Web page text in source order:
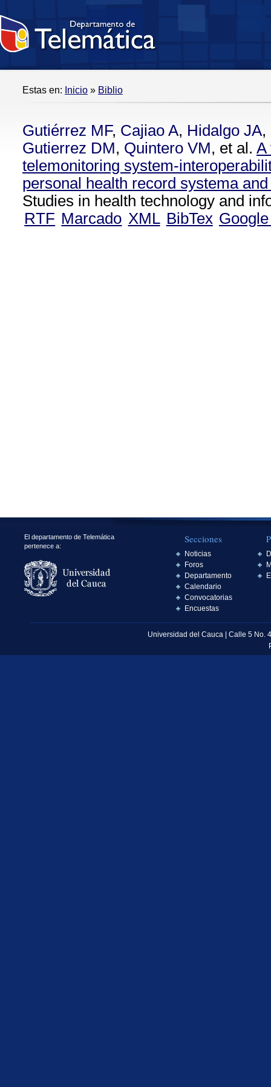
Estas en: Inicio » Biblio
Gutiérrez MF, Cajiao A, Hidalgo JA,
Gutierrez DM, Quintero VM, et al. A
telemonitoring system-
personal health record systema
Studies in health technology and
RTF Marcado XML BibTex
El departamento de Telemática
pertenece a:
Secciones
Noticias
Foros
Departamento
Calendario
Convocatorias
Encuestas
Universidad del Cauca | Calle 5 No.